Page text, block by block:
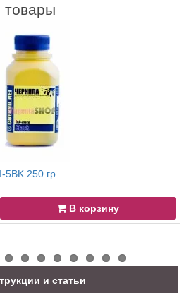
5BK 250 гр.
В корзину
и статьи